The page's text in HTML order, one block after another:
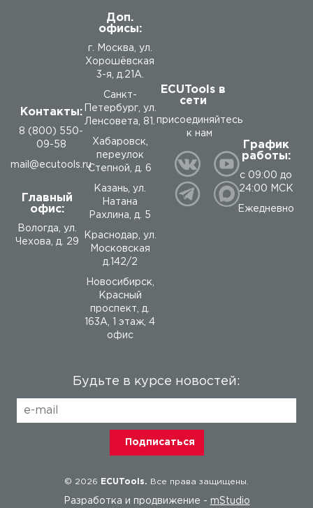
Контакты:
8 (800) 550-
09-58
mail@ecutools.ru
Главный
офис:
Вологда
ул.
Чехова, д. 29
Доп.
офисы:
г. Москва, ул.
Хорошёвская
3-я, д.21А.
Санкт-
Петербург, ул.
Ленсовета, 81.
Хабаровск,
переулок
Степной, д. 6
Казань, ул.
Натана
Рахлина, д. 5
Краснодар, ул.
Московская
д.142/2
Новосибирск,
Красный
проспект, д.
163А, 1 этаж, 4
офис
ECUTools в
сети
присоединяйтесь
к нам
График
работы:
с 09:00 до
24:00 МСК
Ежедневно
Будьте в курсе новостей:
© 2026 ECUTools. Все права защищены.
Разработка и продвижение - mStudio